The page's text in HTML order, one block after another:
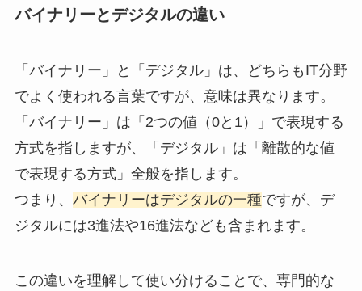
バイナリーとデジタルの違い
「バイナリー」と「デジタル」は、どちらもIT分野
でよく使われる言葉ですが、意味は異なります。
「バイナリー」は「2つの値（0と1）」で表現する
方式を指しますが、「デジタル」は「離散的な値
で表現する方式」全般を指します。
つまり、 バイナリーはデジタルの一種ですが、デ
ジタルには3進法や16進法なども含まれます。
この違いを理解して使い分けることで、専門的な